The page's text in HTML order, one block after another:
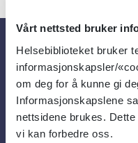
Vårt nettsted bruker
Helsebiblioteket bruker
informasjonskapsler/
om deg for å kunne gi
Informasjonskapslene
nettsidene brukes.
vi kan forbedre oss.
Om oss
Om
Personvern og